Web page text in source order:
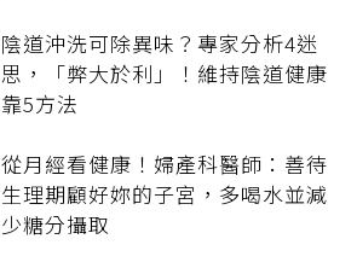
陰道沖洗可除異味？專家分析4迷
思，「弊大於利」！維持陰道健康
靠5方法
從月經看健康！婦產科醫師：善待
生理期顧好妳的子宮，多喝水並減
少糖分攝取